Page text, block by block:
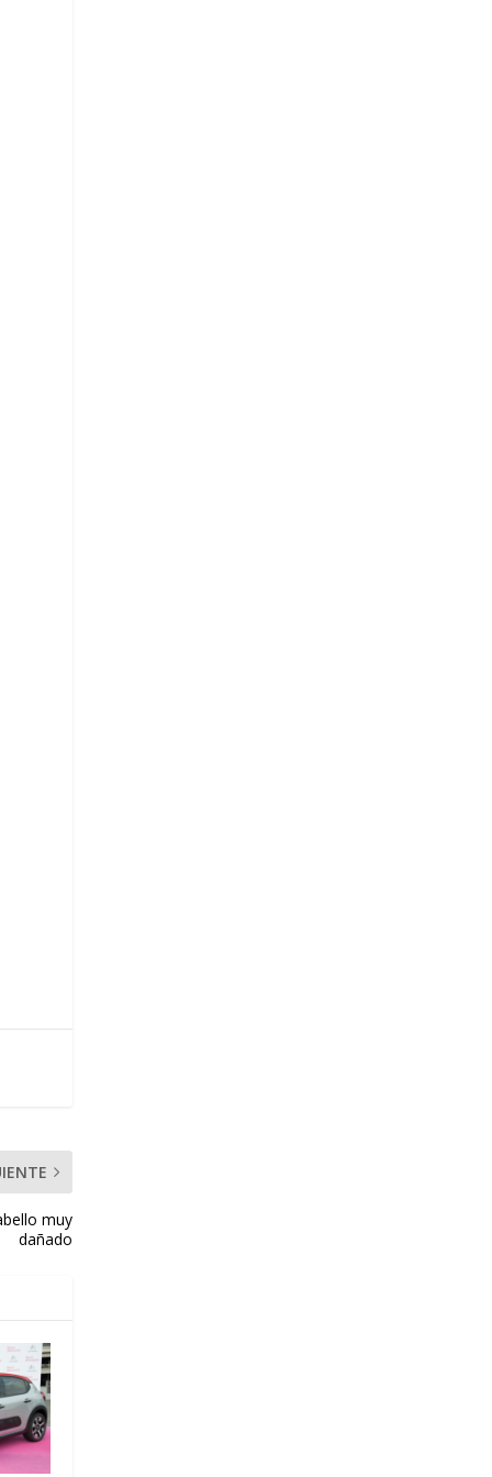
muy
dañado